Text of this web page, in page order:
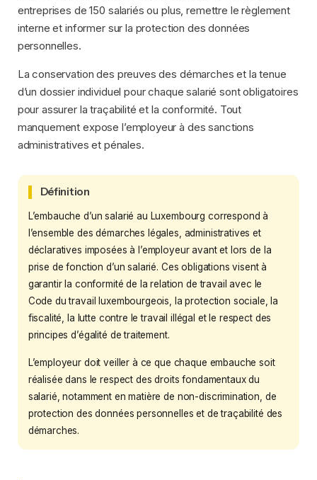
entreprises de 150 salariés ou plus, remettre le règlement
interne et informer sur la protection des données
personnelles.
La conservation des preuves des démarches et la tenue
d’un dossier individuel pour chaque salarié sont obligatoires
pour assurer la traçabilité et la conformité. Tout
manquement expose l’employeur à des sanctions
administratives et pénales.
Définition
L’embauche d’un salarié au Luxembourg correspond à
l’ensemble des démarches légales, administratives et
déclaratives imposées à l’employeur avant et lors de la
prise de fonction d’un salarié. Ces obligations visent à
garantir la conformité de la relation de travail avec le
Code du travail luxembourgeois, la protection sociale, la
fiscalité, la lutte contre le travail illégal et le respect des
principes d’égalité de traitement.
L’employeur doit veiller à ce que chaque embauche soit
réalisée dans le respect des droits fondamentaux du
salarié, notamment en matière de non-discrimination, de
protection des données personnelles et de traçabilité des
démarches.